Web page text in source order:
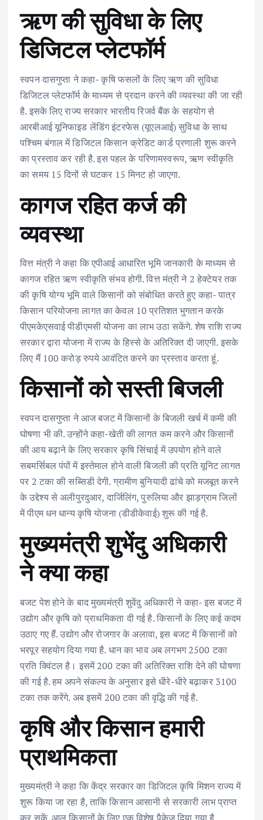
ऋण की सुविधा के लिए
डिजिटल प्लेटफॉर्म
स्वपन दासगुप्ता ने कहा- कृषि फसलों के लिए ऋण की सुविधा
डिजिटल प्लेटफॉर्म के माध्यम से प्रदान करने की व्यवस्था की जा रही
है. इसके लिए राज्य सरकार भारतीय रिजर्व बैंक के सहयोग से
आरबीआई यूनिफाइड लेंडिंग इंटरफेस (यूएलआई) सुविधा के साथ
पश्चिम बंगाल में डिजिटल किसान क्रेडिट कार्ड प्रणाली शुरू करने
का प्रस्ताव कर रही है. इस पहल के परिणामस्वरूप, ऋण स्वीकृति
का समय 15 दिनों से घटकर 15 मिनट हो जाएगा.
कागज रहित कर्ज की
व्यवस्था
वित्त मंत्री ने कहा कि एपीआई आधारित भूमि जानकारी के माध्यम से
कागज रहित ऋण स्वीकृति संभव होगी. वित्त मंत्री ने 2 हेक्टेयर तक
की कृषि योग्य भूमि वाले किसानों को संबोधित करते हुए कहा- पात्र
किसान परियोजना लागत का केवल 10 प्रतिशत भुगतान करके
पीएमकेएसवाई पीडीएमसी योजना का लाभ उठा सकेंगे. शेष राशि राज्य
सरकार द्वारा योजना में राज्य के हिस्से के अतिरिक्त दी जाएगी. इसके
लिए मैं 100 करोड़ रुपये आवंटित करने का प्रस्ताव करता हूं.
किसानों को सस्ती बिजली
स्वपन दासगुप्ता ने आज बजट में किसानों के बिजली खर्च में कमी की
घोषणा भी की. उन्होंने कहा-खेती की लागत कम करने और किसानों
की आय बढ़ाने के लिए सरकार कृषि सिंचाई में उपयोग होने वाले
सबमर्सिबल पंपों में इस्तेमाल होने वाली बिजली की प्रति यूनिट लागत
पर 2 टका की सब्सिडी देगी. ग्रामीण बुनियादी ढांचे को मजबूत करने
के उद्देश्य से अलीपुरदुआर, दार्जिलिंग, पुरुलिया और झाड़ग्राम जिलों
में पीएम धन धान्य कृषि योजना (डीडीकेवाई) शुरू की गई है.
मुख्यमंत्री शुभेंदु अधिकारी
ने क्या कहा
बजट पेश होने के बाद मुख्यमंत्री शुवेंदु अधिकारी ने कहा- इस बजट में
उद्योग और कृषि को प्राथमिकता दी गई है. किसानों के लिए कई कदम
उठाए गए हैं. उद्योग और रोजगार के अलावा, इस बजट में किसानों को
भरपूर सहयोग दिया गया है. धान का भाव अब लगभग 2500 टका
प्रति क्विंटल है। इसमें 200 टका की अतिरिक्त राशि देने की घोषणा
की गई है. हम अपने संकल्प के अनुसार इसे धीरे-धीरे बढ़ाकर 3100
टका तक करेंगे. अब इसमें 200 टका की वृद्धि की गई है.
कृषि और किसान हमारी
प्राथमिकता
मुख्यमंत्री ने कहा कि केंद्र सरकार का डिजिटल कृषि मिशन राज्य में
शुरू किया जा रहा है, ताकि किसान आसानी से सरकारी लाभ प्राप्त